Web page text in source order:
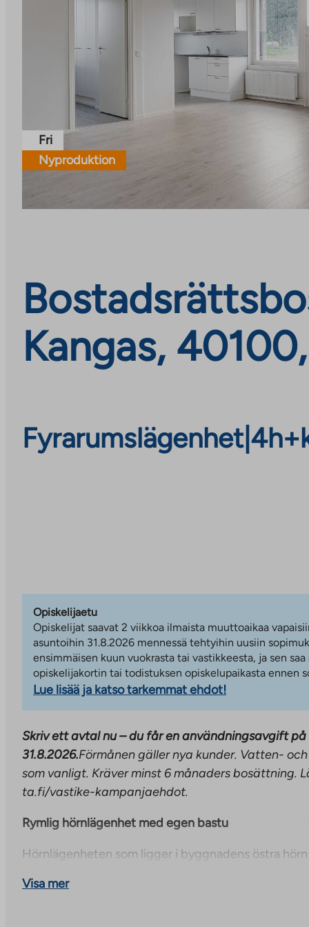
Fri
Nyproduktion
Kangas,
Fyrarumslägenhet|
Opiskelijaetu
Opiskelijat saavat 2 viikkoa ilmaista muuttoaikaa
asuntoihin 31.8.2026 mennessä tehtyihin uusiin
ensimmäisen kuun vuokrasta tai vastikkeesta, ja sen
opiskelijakortin tai todistuksen opiskelupaikasta ennen
Lue lisää ja katso tarkemmat ehdot!
Skriv ett avtal nu – du får en användningsavgift
31.8.2026.Förmånen gäller nya kunder. Vatten-
som vanligt. Kräver minst 6 månaders bosättning.
ta.fi/vastike-kampanjaehdot.
Rymlig hörnlägenhet med egen bastu
Hörnlägenheten som ligger i byggnadens östra
vardagsrum, som utgör en mysig samlingsplats för
Visa mer